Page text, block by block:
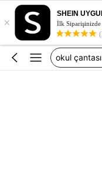
×
SHEIN
İlk Siparişinizde
elbise
okul çantası
mayo